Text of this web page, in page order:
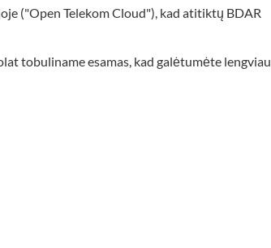
("Open Telekom Cloud"), kad atitiktų BDAR
tobuliname esamas, kad galėtumėte lengviau